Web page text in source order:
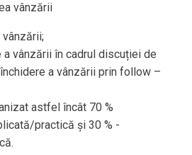
vânzării
vânzării;
a vânzării în cadrul discuției de
a vânzării prin follow –
astfel încât 70 %
practică și 30 % -